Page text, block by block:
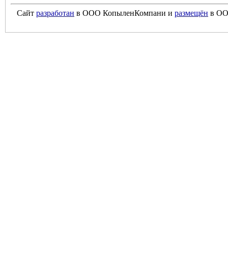
Сайт разработан в ООО КопыленКомпани и размещён в